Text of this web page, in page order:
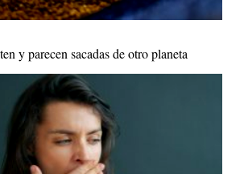
y parecen sacadas de otro planeta